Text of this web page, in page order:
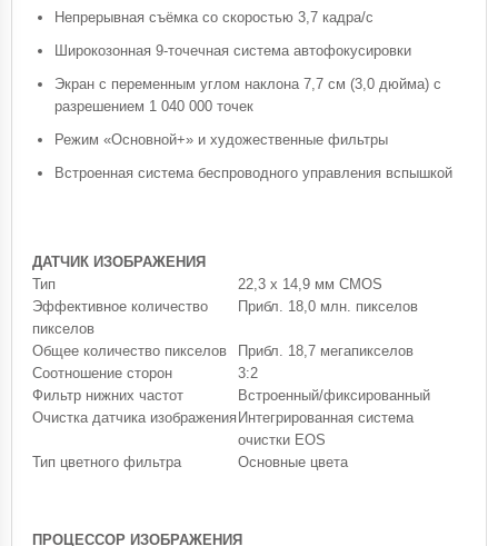
Непрерывная съёмка со скоростью 3,7 кадра/с
Широкозонная 9-точечная система автофокусировки
Экран с переменным углом наклона 7,7 см (3,0 дюйма) с
разрешением 1 040 000 точек
Режим «Основной+» и художественные фильтры
Встроенная система беспроводного управления вспышкой
ДАТЧИК ИЗОБРАЖЕНИЯ
Тип
22,3 x 14,9 мм CMOS
Эффективное количество
пикселов
Прибл. 18,0 млн. пикселов
Общее количество пикселов
Прибл. 18,7 мегапикселов
Соотношение сторон
3:2
Фильтр нижних частот
Встроенный/фиксированный
Очистка датчика изображения Интегрированная система
очистки EOS
Тип цветного фильтра
Основные цвета
ПРОЦЕССОР ИЗОБРАЖЕНИЯ